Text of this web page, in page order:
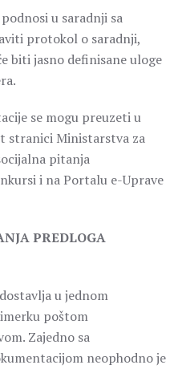
u saradnji sa
protokol o saradnji,
biti jasno definisane uloge
se mogu preuzeti u
stranici Ministarstva za
pitanja
i na Portalu e-Uprave
PREDLOGA
u jednom
poštom
Zajedno sa
neophodno je